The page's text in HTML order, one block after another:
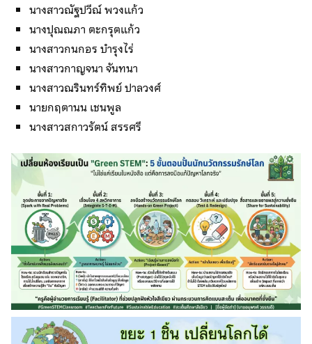
นางสาวณัฐปวีณ์ พวงแก้ว
นางปุณณภา ตะกรุตแก้ว
นางสาวกนกอร บำรุงไร่
นางสาวกาญจนา จันทนา
นางสาวณรินทร์ทิพย์ ปาลวงศ์
นายกฤตานน เชนพูล
นางสาวสกาวรัตน์ สรรศรี